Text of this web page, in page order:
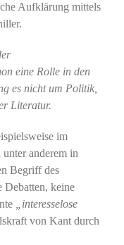
Aufklärung mittels
eine Rolle in den
es nicht um Politik,
Literatur.
im
anderem in
Begriff des
Debatten, keine
„interesselose
von Kant durch